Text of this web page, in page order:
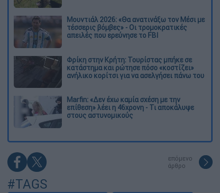
Μουντιάλ 2026: «Θα ανατινάξω τον Μέσι με
τέσσερις βόμβες» - Οι τρομοκρατικές
απειλές που ερεύνησε το FBI
Φρίκη στην Κρήτη: Τουρίστας μπήκε σε
κατάστημα και ρώτησε πόσο «κοστίζει»
ανήλικο κορίτσι για να ασελγήσει πάνω του
Marfin: «Δεν έχω καμία σχέση με την
επίθεση» λέει η 46χρονη - Τι αποκάλυψε
στους αστυνομικούς
επόμενο
άρθρο
#TAGS